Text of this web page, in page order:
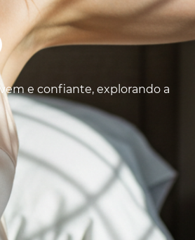
e confiante, explorando a